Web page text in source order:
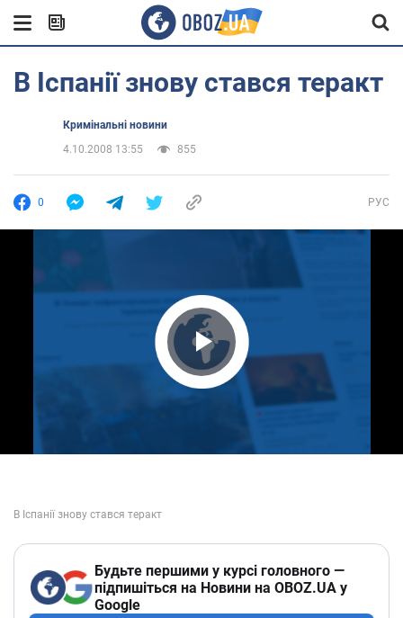
В Іспанії знову стався теракт
Кримінальні новини
4.10.2008 13:55
855
0 РУС
Play Video
Будьте першими у курсі головного —
підпишіться на Новини на OBOZ.UA у
Google